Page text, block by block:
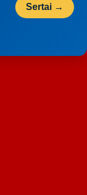
Sertai →